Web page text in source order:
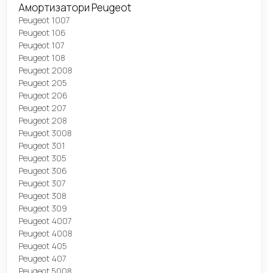
Амортизатори Peugeot
Peugeot 1007
Peugeot 106
Peugeot 107
Peugeot 108
Peugeot 2008
Peugeot 205
Peugeot 206
Peugeot 207
Peugeot 208
Peugeot 3008
Peugeot 301
Peugeot 305
Peugeot 306
Peugeot 307
Peugeot 308
Peugeot 309
Peugeot 4007
Peugeot 4008
Peugeot 405
Peugeot 407